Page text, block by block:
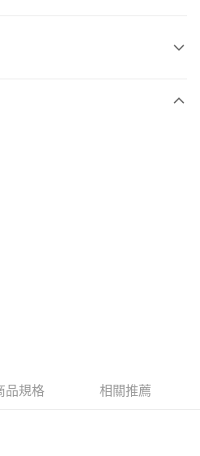
品規格 相關推薦